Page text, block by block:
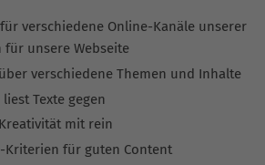
verschiedene Online-Kanäle unserer
unsere Webseite
verschiedene Themen und Inhalte
Texte gegen
mit rein
Kriterien für guten Content